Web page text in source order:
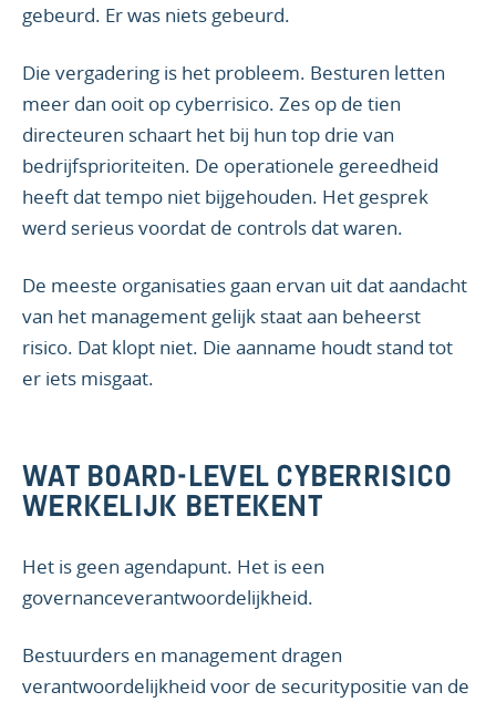
gebeurd. Er was niets gebeurd.
Die vergadering is het probleem. Besturen letten
meer dan ooit op cyberrisico. Zes op de tien
directeuren schaart het bij hun top drie van
bedrijfsprioriteiten. De operationele gereedheid
heeft dat tempo niet bijgehouden. Het gesprek
werd serieus voordat de controls dat waren.
De meeste organisaties gaan ervan uit dat aandacht
van het management gelijk staat aan beheerst
risico. Dat klopt niet. Die aanname houdt stand tot
er iets misgaat.
WAT BOARD-LEVEL CYBERRISICO
WERKELIJK BETEKENT
Het is geen agendapunt. Het is een
governanceverantwoordelijkheid.
Bestuurders en management dragen
verantwoordelijkheid voor de securitypositie van de